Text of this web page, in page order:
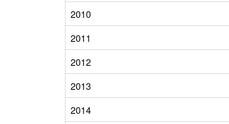
2010
2011
2012
2013
2014